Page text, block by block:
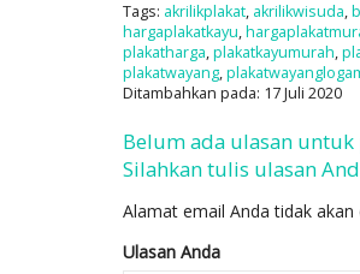
Tags: akrilikplakat, akrilikwisuda,
hargaplakatkayu,
plakatharga,plakatkayumurah,
plakatwayang,
Ditambahkan pada: 17 Juli 2020
Belum ada ulasan untuk
Silahkan tulis ulasan
Alamat email Anda tidak akan
Ulasan Anda